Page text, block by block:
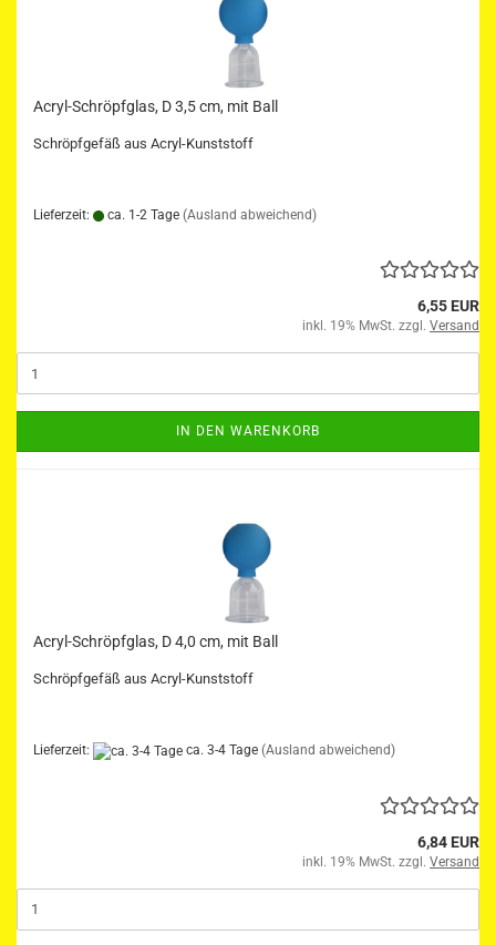
Acryl-Schröpfglas, D 3,5 cm, mit Ball
Schröpfgefäß aus Acryl-Kunststoff
Lieferzeit: ca. 1-2 Tage (Ausland abweichend)
6,55 EUR
inkl. 19% MwSt. zzgl. Versand
IN DEN WARENKORB
Acryl-Schröpfglas, D 4,0 cm, mit Ball
Schröpfgefäß aus Acryl-Kunststoff
Lieferzeit: ca. 3-4 Tage (Ausland abweichend)
6,84 EUR
inkl. 19% MwSt. zzgl. Versand